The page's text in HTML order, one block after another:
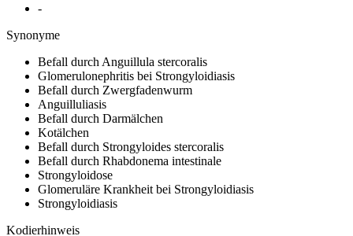
-
Synonyme
Befall durch Anguillula stercoralis
Glomerulonephritis bei Strongyloidiasis
Befall durch Zwergfadenwurm
Anguilluliasis
Befall durch Darmälchen
Kotälchen
Befall durch Strongyloides stercoralis
Befall durch Rhabdonema intestinale
Strongyloidose
Glomeruläre Krankheit bei Strongyloidiasis
Strongyloidiasis
Kodierhinweis